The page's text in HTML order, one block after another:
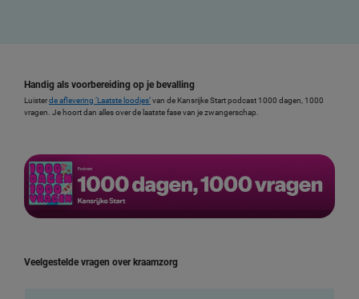
Handig als voorbereiding op je bevalling
Luisterde aflevering ‘Laatste loodjes’van de Kansrijke Start podcast 1000 dagen, 1000
vragen. Je hoort dan alles over de laatste fase van je zwangerschap.
Veelgestelde vragen over kraamzorg